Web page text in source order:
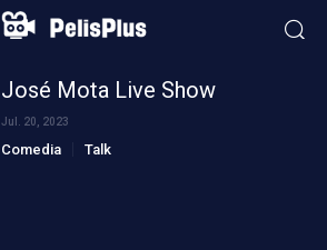
José Mota Live Show
Jul. 20, 2023
Comedia Talk